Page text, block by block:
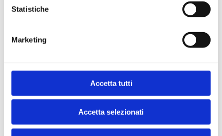
Statistiche
Marketing
Accetta tutti
Accetta selezionati
Ti potrebbe interessare anche
Bancaria